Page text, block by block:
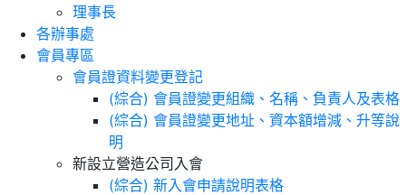
理事長
各辦事處
會員專區
會員證資料變更登記
(綜合) 會員證變更組織、名稱、負責人及表格
(綜合) 會員證變更地址、資本額增減、升等說
明
新設立營造公司入會
(綜合) 新入會申請說明表格